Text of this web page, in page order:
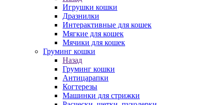
Игрушки кошки
Дразнилки
Интерактивные для кошек
Мягкие для кошек
Мячики для кошек
Груминг кошки
Назад
Груминг кошки
Антицарапки
Когтерезы
Машинки для стрижки